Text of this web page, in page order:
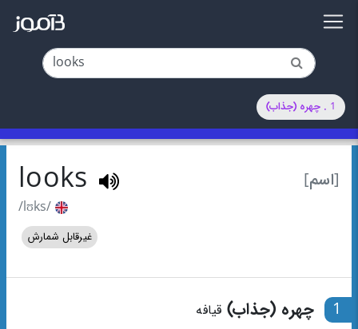
1 . چهره (جذاب)
[اسم] looks
/lʊks/
غیرقابل شمارش
1 چهره (جذاب) قیافه